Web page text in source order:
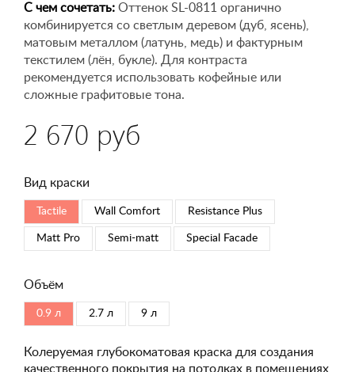
С чем сочетать: Оттенок SL-0811 органично
комбинируется со светлым деревом (дуб, ясень),
матовым металлом (латунь, медь) и фактурным
текстилем (лён, букле). Для контраста
рекомендуется использовать кофейные или
сложные графитовые тона.
2 670 руб
Вид краски
Tactile Wall Comfort Resistance Plus
Matt Pro Semi-matt Special Faсade
Объём
0.9 л 2.7 л 9 л
Колеруемая глубокоматовая краска для создания
качественного покрытия на потолках в помещениях